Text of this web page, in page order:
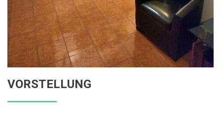
VORSTELLUNG